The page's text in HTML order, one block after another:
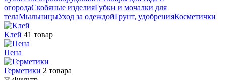
огородаСкобяные изделияГубки и мочалки для
телаМыльницыУход за одеждойГрунт, удобренияКосметички
Клей 41 товар
Пена
Герметики 2 товара